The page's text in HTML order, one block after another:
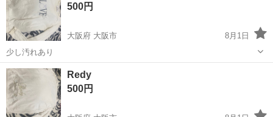
500円
大阪府 大阪市
8月1日
少し汚れあり
大阪 大阪市 トレーナー
Redy
500円